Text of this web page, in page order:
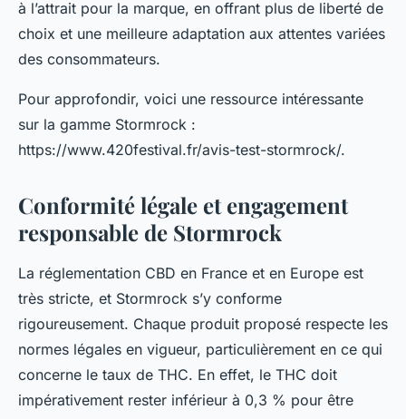
à l’attrait pour la marque, en offrant plus de liberté de
choix et une meilleure adaptation aux attentes variées
des consommateurs.
Pour approfondir, voici une ressource intéressante
sur la gamme Stormrock :
https://www.420festival.fr/avis-test-stormrock/.
Conformité légale et engagement
responsable de Stormrock
La réglementation CBD en France et en Europe est
très stricte, et Stormrock s’y conforme
rigoureusement. Chaque produit proposé respecte les
normes légales en vigueur, particulièrement en ce qui
concerne le taux de THC. En effet, le THC doit
impérativement rester inférieur à 0,3 % pour être